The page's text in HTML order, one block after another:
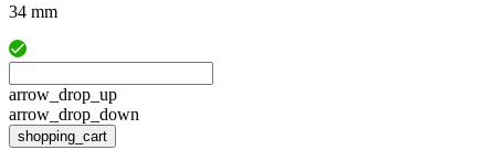
34 mm
arrow_drop_up
arrow_drop_down
shopping_cart